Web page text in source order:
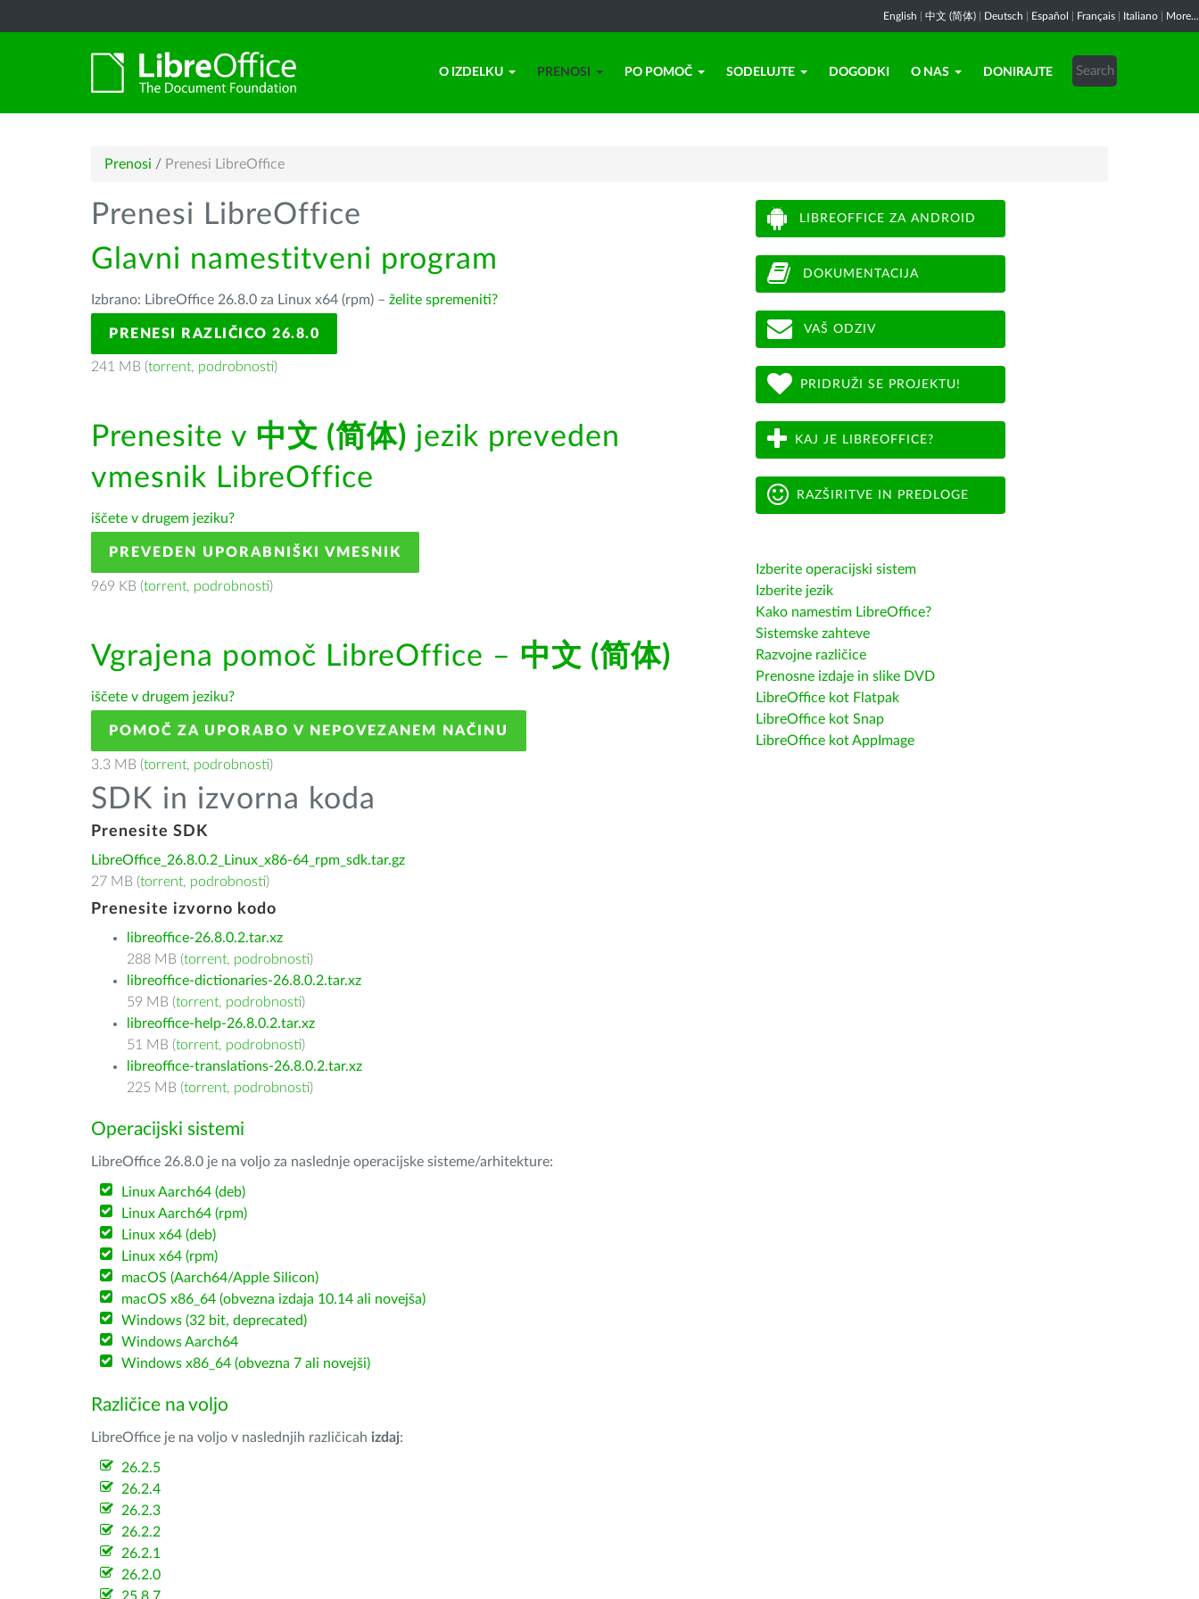
English 中文 (简体) Deutsch Español Français Italiano More...
O IZDELKU PRENOSI PO POMOČ SODELUJTE DOGODKI O NAS DONIRAJTE
Prenosi / Prenesi LibreOffice
Prenesi LibreOffice
Glavni namestitveni program
Izbrano: LibreOffice 26.8.0 za Linux x64 (rpm) – želite spremeniti?
PRENESI RAZLIČICO 26.8.0
241 MB (torrent, podrobnosti)
Prenesite v 中文 (简体) jezik preveden
vmesnik LibreOffice
iščete v drugem jeziku?
PREVEDEN UPORABNIŠKI VMESNIK
969 KB (torrent, podrobnosti)
Vgrajena pomoč LibreOffice – 中文 (简体)
iščete v drugem jeziku?
POMOČ ZA UPORABO V NEPOVEZANEM NAČINU
3.3 MB (torrent, podrobnosti)
SDK in izvorna koda
Prenesite SDK
LibreOffice_26.8.0.2_Linux_x86-64_rpm_sdk.tar.gz
27 MB (torrent, podrobnosti)
Prenesite izvorno kodo
libreoffice-26.8.0.2.tar.xz
288 MB (torrent, podrobnosti)
libreoffice-dictionaries-26.8.0.2.tar.xz
59 MB (torrent, podrobnosti)
libreoffice-help-26.8.0.2.tar.xz
51 MB (torrent, podrobnosti)
libreoffice-translations-26.8.0.2.tar.xz
225 MB (torrent, podrobnosti)
Operacijski sistemi
LibreOffice 26.8.0 je na voljo za naslednje operacijske sisteme/arhitekture:
Linux Aarch64 (deb)
Linux Aarch64 (rpm)
Linux x64 (deb)
Linux x64 (rpm)
macOS (Aarch64/Apple Silicon)
macOS x86_64 (obvezna izdaja 10.14 ali novejša)
Windows (32 bit, deprecated)
Windows Aarch64
Windows x86_64 (obvezna 7 ali novejši)
Različice na voljo
LibreOffice je na voljo v naslednjih različicah izdaj:
26.2.5
26.2.4
26.2.3
26.2.2
26.2.1
26.2.0
LIBREOFFICE ZA ANDROID
DOKUMENTACIJA
VAŠ ODZIV
PRIDRUŽI SE PROJEKTU!
KAJ JE LIBREOFFICE?
RAZŠIRITVE IN PREDLOGE
Izberite operacijski sistem
Izberite jezik
Kako namestim LibreOffice?
Sistemske zahteve
Razvojne različice
Prenosne izdaje in slike DVD
LibreOffice kot Flatpak
LibreOffice kot Snap
LibreOffice kot AppImage